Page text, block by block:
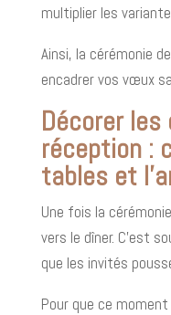
multiplier les
Ainsi, la cérémonie
encadrer vos vœux
Décorer
réception :
tables et
Une fois la
vers le dîner. C’est
que les invités
Pour que ce